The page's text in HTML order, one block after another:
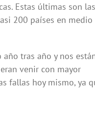
Estas últimas son las
200 países en medio
tras año y nos
venir con mayor
fallas hoy mismo, ya